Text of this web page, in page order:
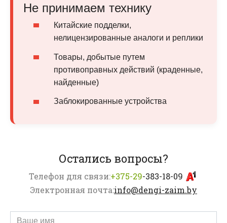
Не принимаем технику
Китайские подделки,
нелицензированные аналоги и реплики
Товары, добытые путем
противоправных действий (краденные,
найденные)
Заблокированные устройства
Остались вопросы?
Телефон для связи:+375-29-383-18-09
Электронная почта:info@dengi-zaim.by